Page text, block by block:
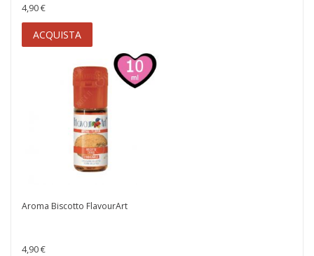
4,90 €
ACQUISTA
Aroma Biscotto FlavourArt
4,90 €